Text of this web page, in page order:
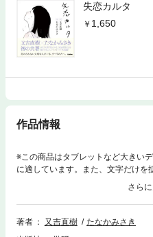
失恋カルタ
1,650
作品情報
※この商品はタブレットなど大きい
に適しています。また、文字だけを
ト、検索、辞書の参照、引用などの
悲しみを、又吉直樹が読み句に、た
作されたカルタを書籍化。寄り添い
をまとう繊細なイラストが溶け合い
著者 又吉直樹
たなかみさき